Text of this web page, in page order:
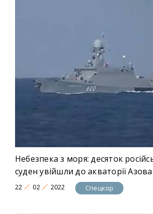
Небезпека з моря: десяток
суден увійшли до акваторії Азова
22 02 2022 Спецкор